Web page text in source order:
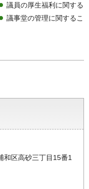
議員の厚生福利に関する
議事堂の管理に関するこ
和区高砂三丁目15番1